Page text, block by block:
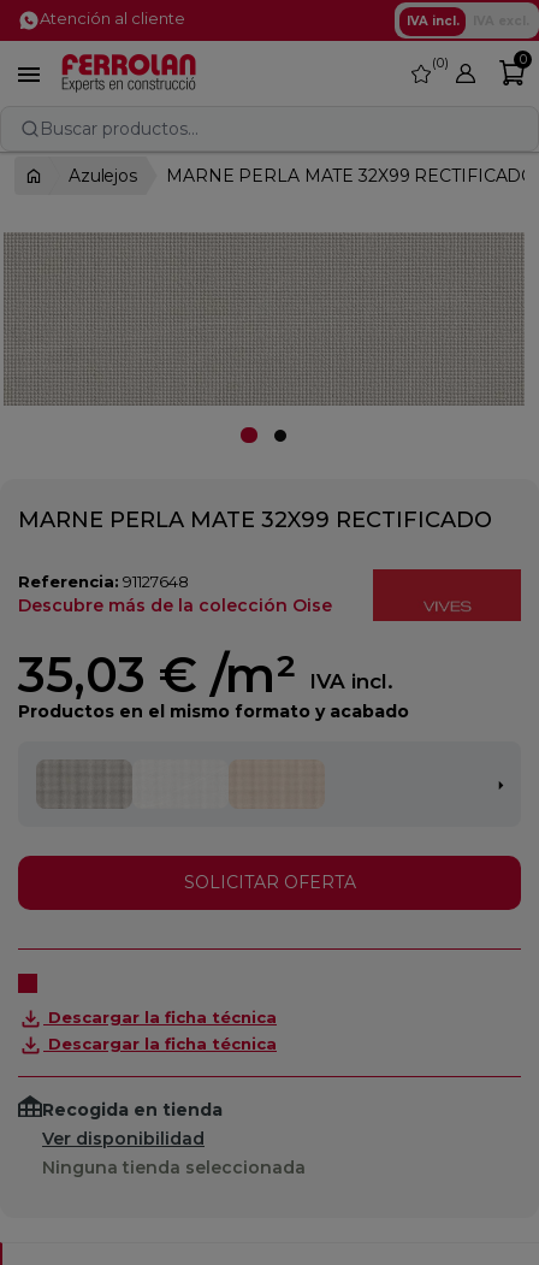
Atención al cliente IVA incl.
 favorite
0 0
Buscar productos...
Azulejos MARNE PERLA MATE 32X99 RECTIFICADO
MARNE PERLA MATE 32X99 RECTIFICADO
Referencia: 91127648
Descubre más de la colección Oise
35,03 € /m² IVA incl.
Productos en el mismo formato y acabado
SOLICITAR OFERTA
Descargar la ficha técnica
Descargar la ficha técnica
Recogida en tienda
Ver disponibilidad
Ninguna tienda seleccionada